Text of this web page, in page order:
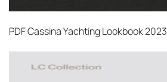
PDFCassina Yachting Lookbook 2023